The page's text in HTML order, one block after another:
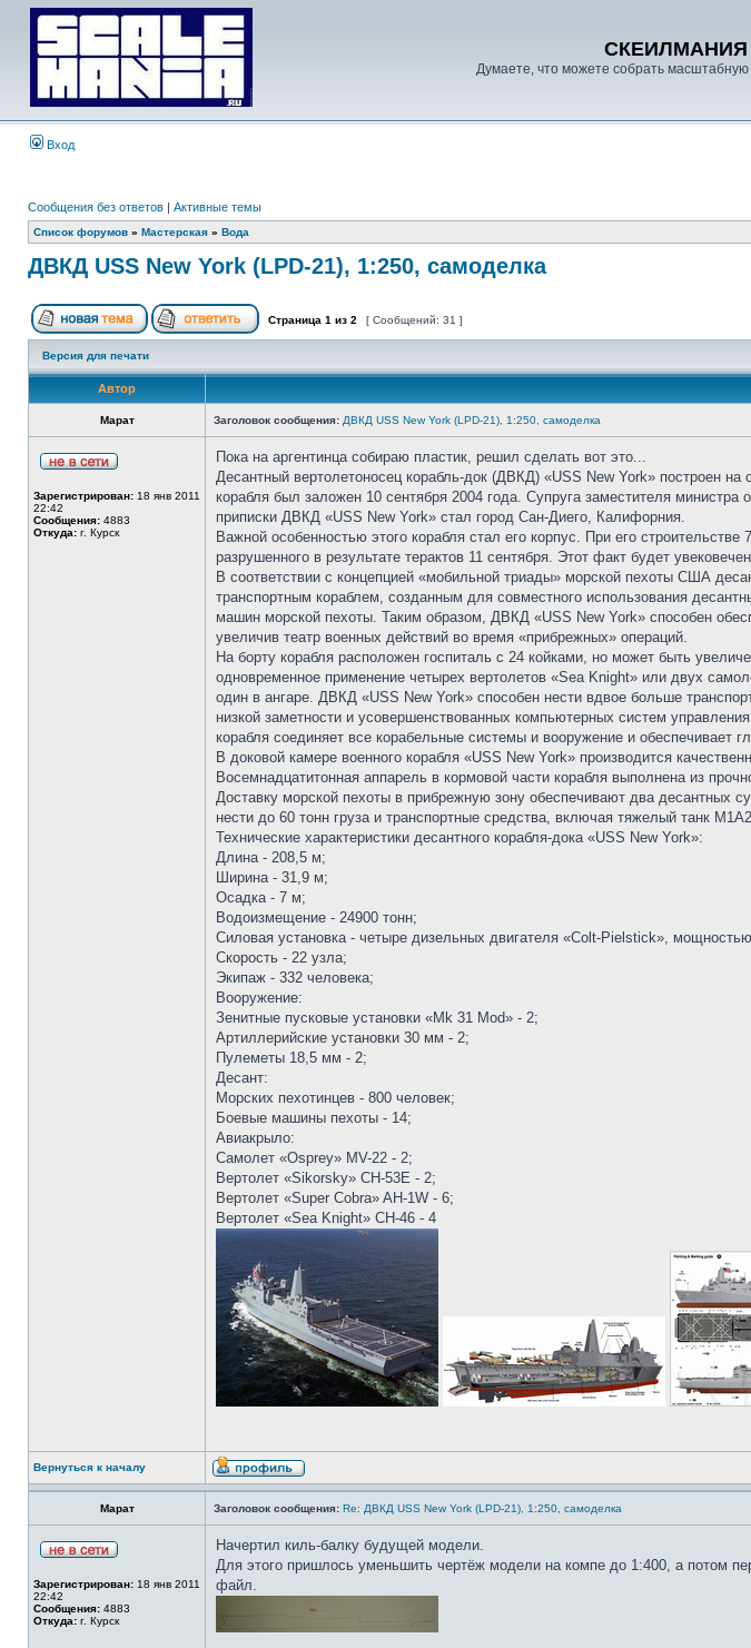
СКЕИЛМАНИЯ
Думаете, что можете собрать
Вход
Сообщения без ответов | Активные темы
Список форумов » Мастерская » Вода
ДВКД USS New York (LPD-21), 1:250, самоделка
Страница 1 из 2 [ Сообщений: 31 ]
Версия для печати
Автор
Марат Заголовок сообщения: ДВКД USS New York (LPD-21), 1:250, самоделка
Зарегистрирован: 18 янв 2011
22:42
Сообщения: 4883
Откуда: г. Курск
Пока на аргентинца собираю пластик, решил сделать вот это...
Десантный вертолетоносец корабль-док (ДВКД) «USS New York» построен
корабля был заложен 10 сентября 2004 года. Супруга заместителя
приписки ДВКД «USS New York» стал город Сан-Диего, Калифорния.
Важной особенностью этого корабля стал его корпус. При его
разрушенного в результате терактов 11 сентября. Этот факт будет
В соответствии с концепцией «мобильной триады» морской пехоты США
транспортным кораблем, созданным для совместного использования
машин морской пехоты. Таким образом, ДВКД «USS New York» способен
увеличив театр военных действий во время «прибрежных» операций.
На борту корабля расположен госпиталь с 24 койками, но может быть
одновременное применение четырех вертолетов «Sea Knight» или двух
один в ангаре. ДВКД «USS New York» способен нести вдвое больше
низкой заметности и усовершенствованных компьютерных систем
корабля соединяет все корабельные системы и вооружение и
В доковой камере военного корабля «USS New York» производится
Восемнадцатитонная аппарель в кормовой части корабля выполнена из
Доставку морской пехоты в прибрежную зону обеспечивают два десантных
нести до 60 тонн груза и транспортные средства, включая тяжелый танк
Технические характеристики десантного корабля-дока «USS New York»:
Длина - 208,5 м;
Ширина - 31,9 м;
Осадка - 7 м;
Водоизмещение - 24900 тонн;
Силовая установка - четыре дизельных двигателя «Colt-Pielstick»,
Скорость - 22 узла;
Экипаж - 332 человека;
Вооружение:
Зенитные пусковые установки «Mk 31 Mod» - 2;
Артиллерийские установки 30 мм - 2;
Пулеметы 18,5 мм - 2;
Десант:
Морских пехотинцев - 800 человек;
Боевые машины пехоты - 14;
Авиакрыло:
Самолет «Osprey» MV-22 - 2;
Вертолет «Sikorsky» CH-53E - 2;
Вертолет «Super Cobra» AH-1W - 6;
Вертолет «Sea Knight» CH-46 - 4
Вернуться к началу
Марат Заголовок сообщения: Re: ДВКД USS New York (LPD-21), 1:250, самоделка
Зарегистрирован: 18 янв 2011
22:42
Сообщения: 4883
Откуда: г. Курск
Начертил киль-балку будущей модели.
Для этого пришлось уменьшить чертёж модели на компе до 1:400, а потом
файл.